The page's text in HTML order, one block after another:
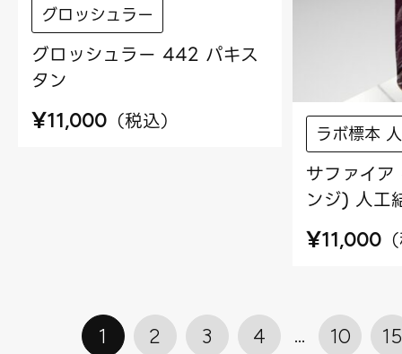
グロッシュラー
グロッシュラー 442 パキス
タン
¥11,000 （税込） ラボ標本
サファイ
ンジ) 人工
¥11,000 （
1 2 3 4 10 15